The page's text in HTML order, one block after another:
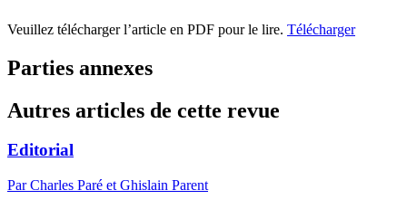
Veuillez télécharger l’article en PDF pour le lire. Télécharger
Parties annexes
Autres articles de cette revue
Editorial
Par Charles Paré et Ghislain Parent